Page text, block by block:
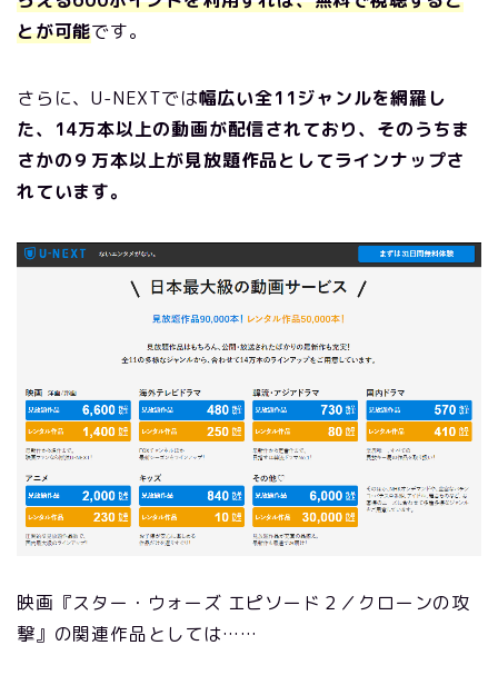
とが可能です。
さらに、U-NEXTでは幅広い全11ジャンルを網羅し
た、14万本以上の動画が配信されており、そのうちま
さかの９万本以上が見放題作品としてラインナップさ
れています。
映画『スター・ウォーズ エピソード２／クローンの攻
撃』の関連作品としては……